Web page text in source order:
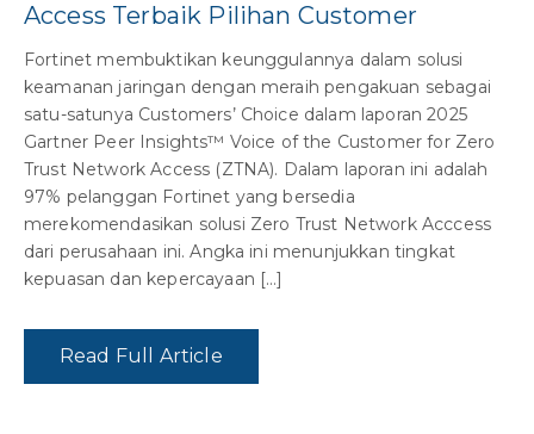
Access Terbaik Pilihan Customer
Fortinet membuktikan keunggulannya dalam solusi
keamanan jaringan dengan meraih pengakuan sebagai
satu-satunya Customers’ Choice dalam laporan 2025
Gartner Peer Insights™ Voice of the Customer for Zero
Trust Network Access (ZTNA). Dalam laporan ini adalah
97% pelanggan Fortinet yang bersedia
merekomendasikan solusi Zero Trust Network Acccess
dari perusahaan ini. Angka ini menunjukkan tingkat
kepuasan dan kepercayaan […]
Read Full Article